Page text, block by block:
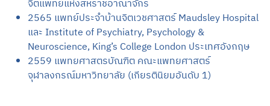
จิตแพทย์แห่งสหราชอาณาจักร
2565 แพทย์ประจำบ้านจิตเวชศาสตร์ Maudsley Hospital
และ Institute of Psychiatry, Psychology &
Neuroscience, King’s College London ประเทศอังกฤษ
2559 แพทยศาสตรบัณฑิต คณะแพทยศาสตร์
จุฬาลงกรณ์มหาวิทยาลัย (เกียรตินิยมอันดับ 1)